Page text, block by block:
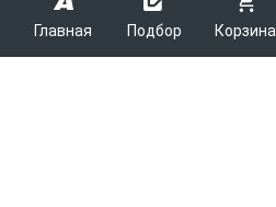
Главная Подбор Корзина